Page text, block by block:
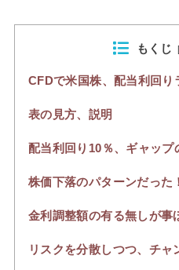
もくじ
CFDで米国株、配当利回り
表の見方、説明
配当利回り10％、ギャップ
株価下落のパターンだった！
金利調整額の有る無しが事
リスクを分散しつつ、チャ